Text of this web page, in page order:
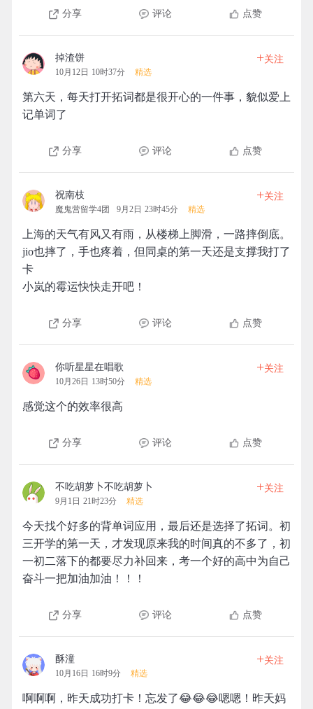
分享 评论 点赞
掉渣饼
10月12日 10时37分 精选
+关注
第六天，每天打开拓词都是很开心的一件事，貌似爱上
记单词了
分享 评论 点赞
祝南枝
魔鬼营留学4团 9月2日 23时45分 精选
+关注
上海的天气有风又有雨，从楼梯上脚滑，一路摔倒底。
jio也摔了，手也疼着，但同桌的第一天还是支撑我打了
卡
小岚的霉运快快走开吧！
分享 评论 点赞
你听星星在唱歌
10月26日 13时50分 精选
+关注
感觉这个的效率很高
分享 评论 点赞
不吃胡萝卜不吃胡萝卜
9月1日 21时23分 精选
+关注
今天找个好多的背单词应用，最后还是选择了拓词。初
三开学的第一天，才发现原来我的时间真的不多了，初
一初二落下的都要尽力补回来，考一个好的高中为自己
奋斗一把加油加油！！！
分享 评论 点赞
酥潼
10月16日 16时9分 精选
+关注
啊啊啊，昨天成功打卡！忘发了😂😂😂嗯嗯！昨天妈